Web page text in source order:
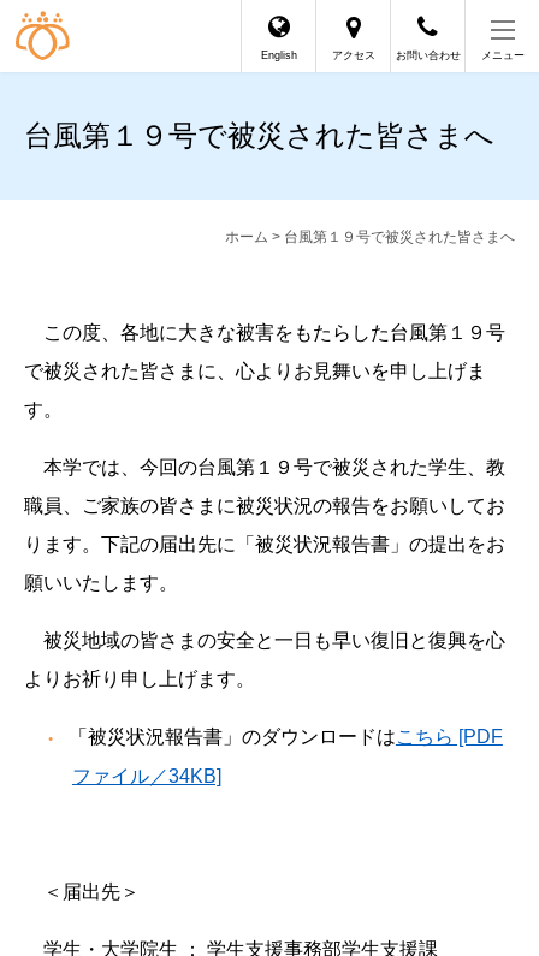
English アクセス お問い合わせ メニュー
台風第１９号で被災された皆さまへ
ホーム > 台風第１９号で被災された皆さまへ
この度、各地に大きな被害をもたらした台風第１９号
で被災された皆さまに、心よりお見舞いを申し上げま
す。
本学では、今回の台風第１９号で被災された学生、教
職員、ご家族の皆さまに被災状況の報告をお願いしてお
ります。下記の届出先に「被災状況報告書」の提出をお
願いいたします。
被災地域の皆さまの安全と一日も早い復旧と復興を心
よりお祈り申し上げます。
「被災状況報告書」のダウンロードはこちら [PDF
ファイル／34KB]
＜届出先＞
学生・大学院生 ： 学生支援事務部学生支援課